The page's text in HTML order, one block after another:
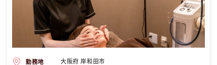
勤務地 大阪府 岸和田市